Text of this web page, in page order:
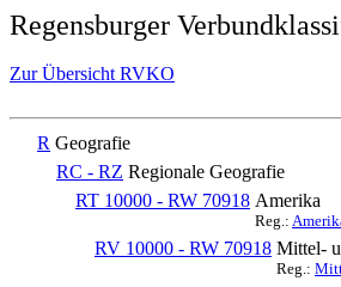
Regensburger
Zur Übersicht RVKO
R Geografie
RC - RZ Regionale Geografie
RT 10000 - RW 70918 Amerika
Reg.:
RV 10000 - RW 70918 Mittel-
Reg.: